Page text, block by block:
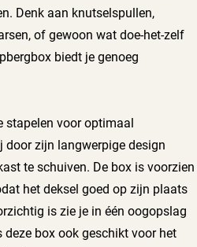
Denk aan knutselspullen,
of gewoon wat doe-het-zelf
biedt je genoeg
stapelen voor optimaal
door zijn langwerpige design
te schuiven. De box is voorzien
het deksel goed op zijn plaats
is zie je in één oogopslag
box ook geschikt voor het